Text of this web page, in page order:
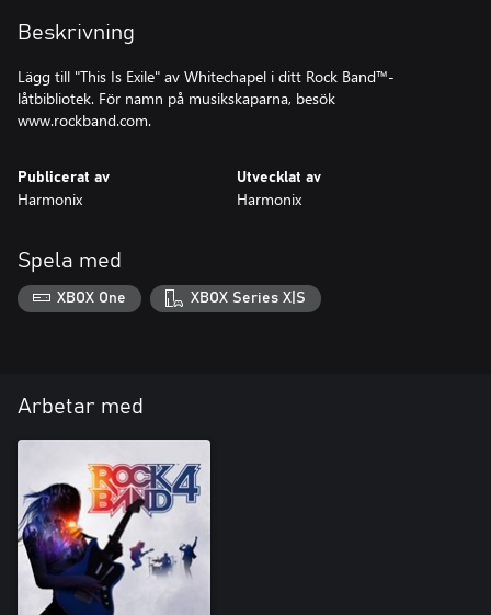
Beskrivning
Lägg till "This Is Exile" av Whitechapel i ditt Rock Band™-
låtbibliotek. För namn på musikskaparna, besök
www.rockband.com.
Publicerat av
Harmonix
Utvecklat av
Harmonix
Spela med
XBOX One XBOX Series X|S
Arbetar med